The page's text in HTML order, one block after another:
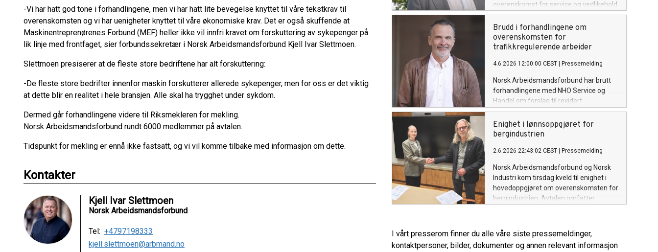
-Vi har hatt god tone i forhandlingene, men vi har hatt lite bevegelse knyttet til våre tekstkrav til
overenskomsten og vi har uenigheter knyttet til våre økonomiske krav. Det er også skuffende at
Maskinentreprenørenes Forbund (MEF) heller ikke vil innfri kravet om forskuttering av sykepenger på
lik linje med frontfaget, sier forbundssekretær i Norsk Arbeidsmandsforbund Kjell Ivar Slettmoen.
Slettmoen presiserer at de fleste store bedriftene har alt forskuttering:
-De fleste store bedrifter innenfor maskin forskutterer allerede sykepenger, men for oss er det viktig
at dette blir en realitet i hele bransjen. Alle skal ha trygghet under sykdom.
Dermed går forhandlingene videre til Riksmekleren for mekling.
Norsk Arbeidsmandsforbund rundt 6000 medlemmer på avtalen.
Tidspunkt for mekling er ennå ikke fastsatt, og vi vil komme tilbake med informasjon om dette.
Kontakter
Kjell Ivar Slettmoen
Norsk Arbeidsmandsforbund
Tel: +4797198333
kjell.slettmoen@arbmand.no
overenskomst for service og vedlikehold
for perioden 2026–2028.
Brudd i forhandlingene om
overenskomsten for
trafikkregulerende arbeider
4.6.2026 12:00:00 CEST Pressemelding
Norsk Arbeidsmandsforbund har brutt
forhandlingene med NHO Service og
Handel om forslag til revidert
overenskomst for trafikkregulerende
arbeider for perioden 2026-2028.
Enighet i lønnsoppgjøret for
bergindustrien
2.6.2026 22:43:02 CEST Pressemelding
Norsk Arbeidsmandsforbund og Norsk
Industri kom tirsdag kveld til enighet i
hovedoppgjøret om overenskomsten for
bergindustrien. Avtalen omfatter
AS og Franzefoss Minerals AS, blant
I vårt presserom finner du alle våre siste pressemeldinger,
kontaktpersoner, bilder, dokumenter og annen relevant informasjon